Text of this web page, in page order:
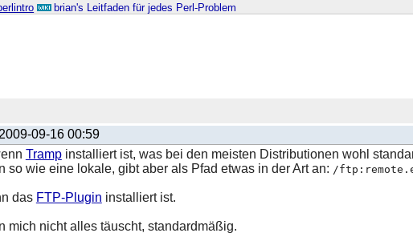
brian's Leitfaden für jedes Perl-Problem
2009-09-16 00:59
Trampinstalliert ist, was bei den meisten Distributionen wohl
so wie eine lokale, gibt aber als Pfad etwas in der Art an: /
das FTP-Plugin installiert ist.
mich nicht alles täuscht, standardmäßig.